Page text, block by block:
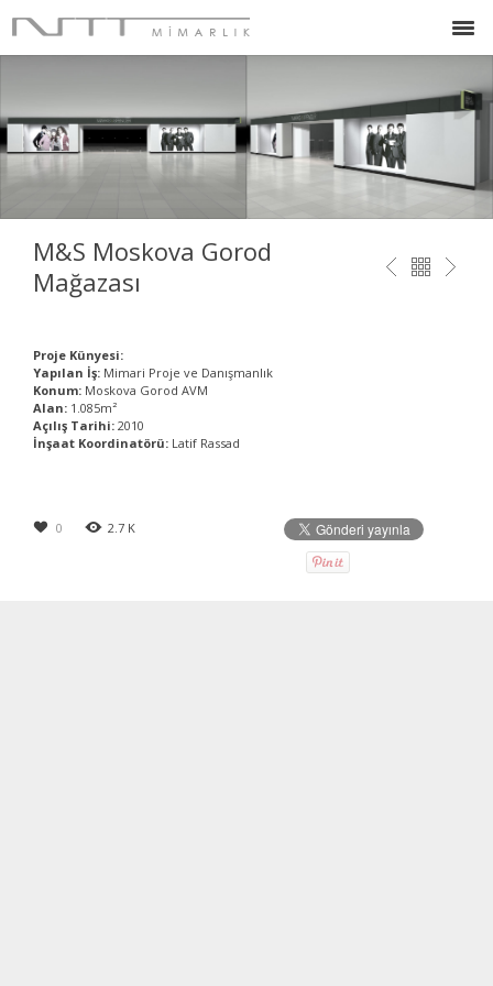
M&S Moskova Gorod
Mağazası
Proje Künyesi:
Yapılan İş: Mimari Proje ve Danışmanlık
Konum: Moskova Gorod AVM
Alan: 1.085m²
Açılış Tarihi: 2010
İnşaat Koordinatörü: Latif Rassad
0 2.7 K